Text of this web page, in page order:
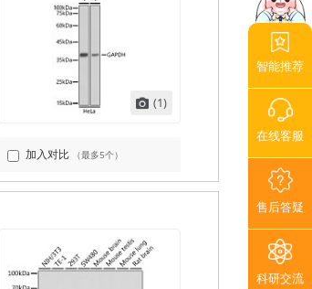
(1)
加入对比 （最多5个）
智能推荐
在线客服
售后答疑
科研交流